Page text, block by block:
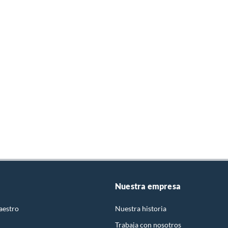
Nuestra empresa
Nuestra historia
Trabaja con nosotros